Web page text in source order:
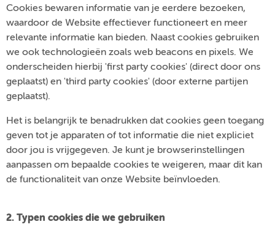
Cookies bewaren informatie van je eerdere bezoeken,
waardoor de Website effectiever functioneert en meer
relevante informatie kan bieden. Naast cookies gebruiken
we ook technologieën zoals web beacons en pixels. We
onderscheiden hierbij 'first party cookies' (direct door ons
geplaatst) en 'third party cookies' (door externe partijen
geplaatst).
Het is belangrijk te benadrukken dat cookies geen toegang
geven tot je apparaten of tot informatie die niet expliciet
door jou is vrijgegeven. Je kunt je browserinstellingen
aanpassen om bepaalde cookies te weigeren, maar dit kan
de functionaliteit van onze Website beïnvloeden.
2. Typen cookies die we gebruiken